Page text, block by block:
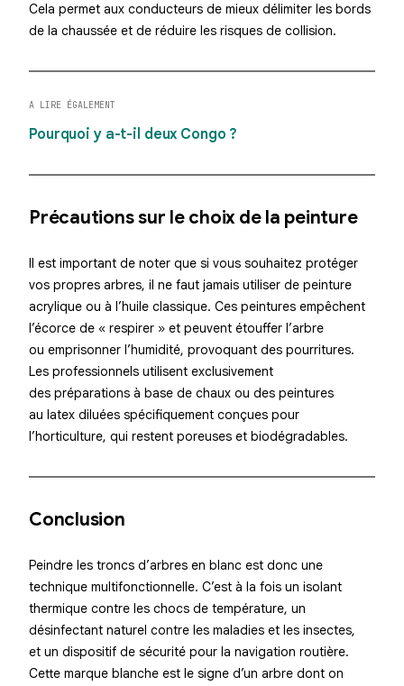
Cela permet aux conducteurs de mieux délimiter les bords
de la chaussée et de réduire les risques de collision.
A LIRE ÉGALEMENT
Pourquoi y a-t-il deux Congo ?
Précautions sur le choix de la peinture
Il est important de noter que si vous souhaitez protéger
vos propres arbres, il ne faut jamais utiliser de peinture
acrylique ou à l’huile classique. Ces peintures empêchent
l’écorce de « respirer » et peuvent étouffer l’arbre
ou emprisonner l’humidité, provoquant des pourritures.
Les professionnels utilisent exclusivement
des préparations à base de chaux ou des peintures
au latex diluées spécifiquement conçues pour
l’horticulture, qui restent poreuses et biodégradables.
Conclusion
Peindre les troncs d’arbres en blanc est donc une
technique multifonctionnelle. C’est à la fois un isolant
thermique contre les chocs de température, un
désinfectant naturel contre les maladies et les insectes,
et un dispositif de sécurité pour la navigation routière.
Cette marque blanche est le signe d’un arbre dont on